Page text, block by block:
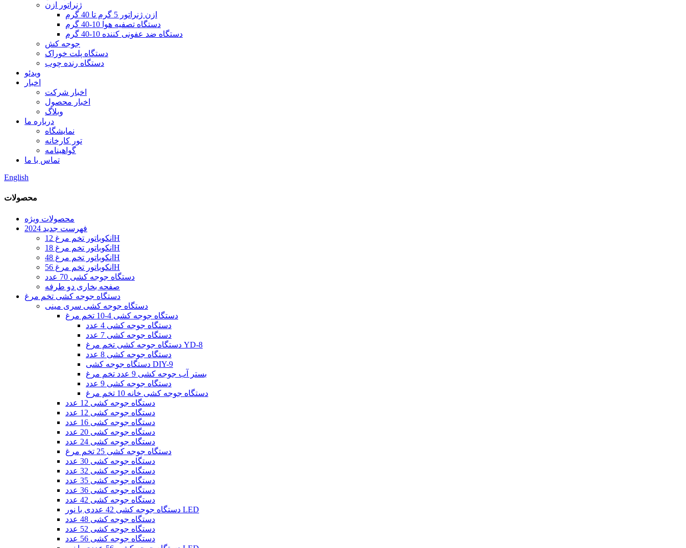
ژنراتور ازن
ازن ژنراتور 5 گرم تا 40 گرم
دستگاه تصفیه هوا 10-40 گرم
دستگاه ضد عفونی کننده 10-40 گرم
جوجه کش
دستگاه پلت خوراک
دستگاه رنده چوب
ویدئو
اخبار
اخبار شرکت
اخبار محصول
وبلاگ
درباره ما
نمایشگاه
تور کارخانه
گواهینامه
تماس با ما
English
محصولات
محصولات ویژه
فهرست جدید 2024
انکوباتور تخم مرغ 12H
انکوباتور تخم مرغ 18H
انکوباتور تخم مرغ 48H
انکوباتور تخم مرغ 56H
دستگاه جوجه کشی 70 عدد
صفحه بخاری دو طرفه
دستگاه جوجه کشی تخم مرغ
دستگاه جوجه کشی سری مینی
دستگاه جوجه کشی 4-10 تخم مرغ
دستگاه جوجه کشی 4 عدد
دستگاه جوجه کشی 7 عدد
دستگاه جوجه کشی تخم مرغ YD-8
دستگاه جوجه کشی 8 عدد
دستگاه جوجه کشی DIY-9
بستر آب جوجه کشی 9 عدد تخم مرغ
دستگاه جوجه کشی 9 عدد
دستگاه جوجه کشی خانه 10 تخم مرغ
دستگاه جوجه کشی 12 عدد
دستگاه جوجه کشی 12 عدد
دستگاه جوجه کشی 16 عدد
دستگاه جوجه کشی 20 عدد
دستگاه جوجه کشی 24 عدد
دستگاه جوجه کشی 25 تخم مرغ
دستگاه جوجه کشی 30 عدد
دستگاه جوجه کشی 32 عدد
دستگاه جوجه کشی 35 عدد
دستگاه جوجه کشی 36 عدد
دستگاه جوجه کشی 42 عدد
دستگاه جوجه کشی 42 عددی با نور LED
دستگاه جوجه کشی 48 عدد
دستگاه جوجه کشی 52 عدد
دستگاه جوجه کشی 56 عدد